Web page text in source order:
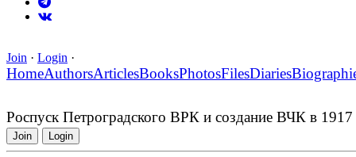
Join · Login ·
HomeAuthorsArticlesBooksPhotosFilesDiaries
Роспуск Петроградского ВРК и создание ВЧК в 1917
Join Login